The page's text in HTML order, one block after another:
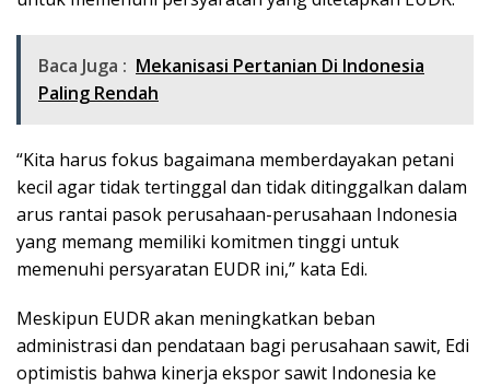
Baca Juga : Mekanisasi Pertanian Di Indonesia
Paling Rendah
“Kita harus fokus bagaimana memberdayakan petani
kecil agar tidak tertinggal dan tidak ditinggalkan dalam
arus rantai pasok perusahaan-perusahaan Indonesia
yang memang memiliki komitmen tinggi untuk
memenuhi persyaratan EUDR ini,” kata Edi.
Meskipun EUDR akan meningkatkan beban
administrasi dan pendataan bagi perusahaan sawit, Edi
optimistis bahwa kinerja ekspor sawit Indonesia ke